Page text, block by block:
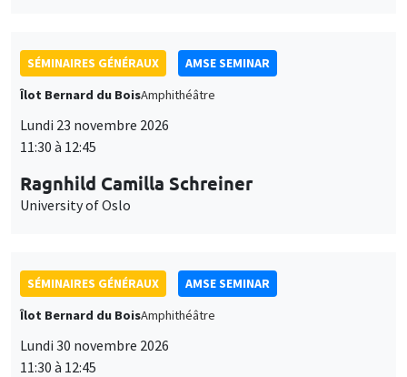
SÉMINAIRES GÉNÉRAUX
AMSE SEMINAR
Îlot Bernard du BoisAmphithéâtre
Lundi 23 novembre 2026
11:30 à 12:45
Ragnhild Camilla Schreiner
University of Oslo
SÉMINAIRES GÉNÉRAUX
AMSE SEMINAR
Îlot Bernard du BoisAmphithéâtre
Lundi 30 novembre 2026
11:30 à 12:45